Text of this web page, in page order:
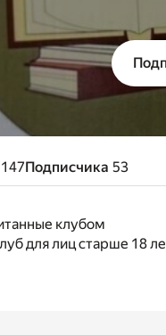
147Подписчика 53
клубом
для лиц старше 18